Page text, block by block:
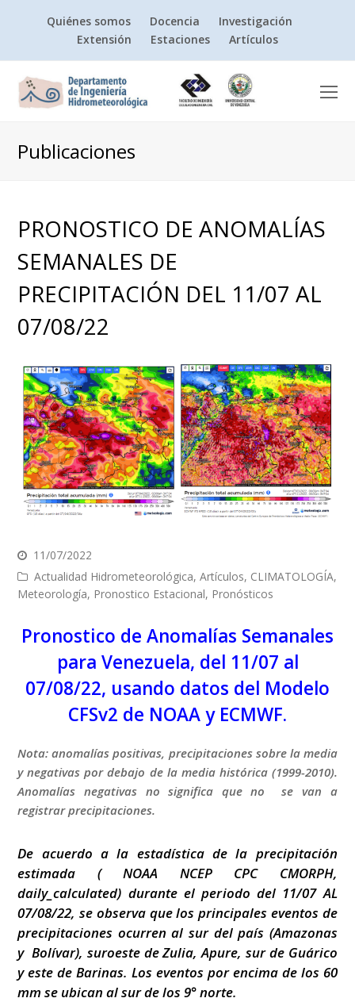
Quiénes somos Docencia
Investigación
Extensión
Estaciones Artículos
Publicaciones
PRONOSTICO DE ANOMALÍAS
SEMANALES DE
PRECIPITACIÓN DEL 11/07 AL
07/08/22
11/07/2022
Actualidad Hidrometeorológica,Artículos, CLIMATOLOGÍA,
Meteorología, Pronostico Estacional, Pronósticos
Pronostico de Anomalías Semanales
para Venezuela, del 11/07 al
07/08/22, usando datos del Modelo
CFSv2 de NOAAy ECMWF.
Nota: anomalías positivas, precipitaciones sobre la media
y negativas por debajo de la media histórica (1999-2010).
Anomalías negativas no significa que no se van a
registrar precipitaciones.
De acuerdo a la estadística de la precipitación
estimada ( NOAA NCEP CPC CMORPH,
daily_calculated) durante el periodo del 11/07 AL
07/08/22, se observa que los principales eventos de
precipitaciones ocurren al sur del país (Amazonas
y Bolívar), suroeste de Zulia, Apure, sur de Guárico
y este de Barinas. Los eventos por encima de los 60
mm se ubican al sur de los 9° norte.